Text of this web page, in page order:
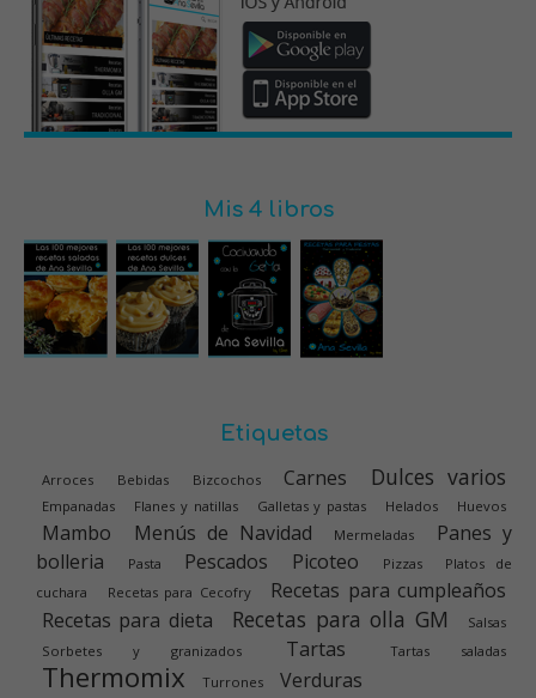
Mis 4 libros
Etiquetas
Arroces Bebidas Bizcochos Carnes Dulces varios
Empanadas Flanes y natillas Galletas y pastas Helados Huevos
Mambo Menús de Navidad Mermeladas
Panes y
bolleria
Pasta Pescados Picoteo Pizzas
Platos de
cuchara
Recetas para Cecofry
Recetas para cumpleaños
Recetas para dieta
Recetas para olla GM
Salsas
Sorbetes y granizados
Tartas Tartas saladas
Thermomix Turrones Verduras